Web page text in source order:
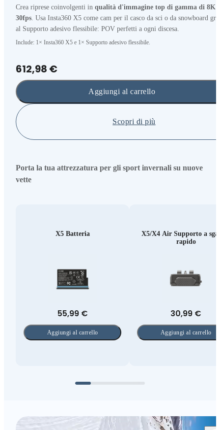
Crea riprese coinvolgenti in qualità d'immagine top di gamma di 8K
30fps. Usa Insta360 X5 come cam per il casco da sci o da snowboard
al Supporto adesivo flessibile: POV perfetti a ogni discesa.
Include: 1× Insta360 X5 e 1× Supporto adesivo flessibile.
612,98 €
Scopri di più
Aggiungi al carrello
Porta la tua attrezzatura per gli sport invernali su nuove
vette
X5 Batteria
55,99 €
Aggiungi al carrello
X5/X4 Air Supporto a
rapido
30,99 €
Aggiungi al carrello